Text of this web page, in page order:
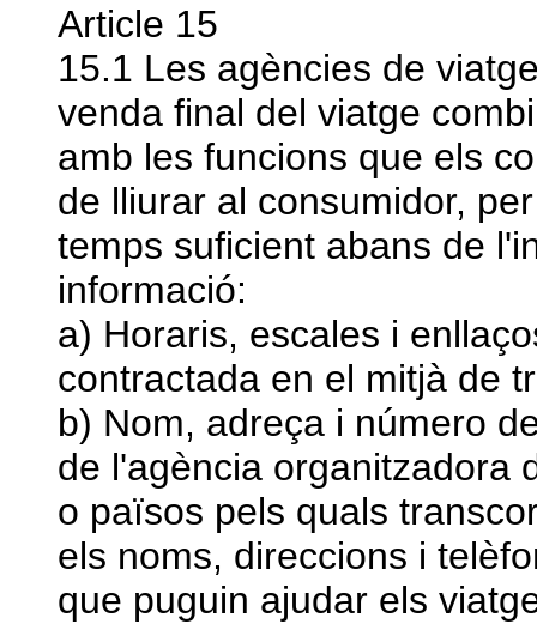
Article 15
15.1 Les agències de
venda final del viatge
amb les funcions que els
de lliurar al consumidor,
temps suficient abans de
informació:
a) Horaris, escales i
contractada en el mitjà de
b) Nom, adreça i número
de l'agència organitzadora
o països pels quals
els noms, direccions i
que puguin ajudar els